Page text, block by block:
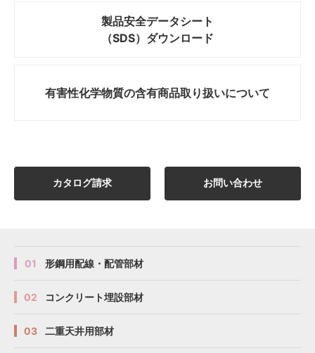
製品安全データシート
（SDS）ダウンロード
有害性化学物質の含有商品取り扱いについて
カタログ請求 お問い合わせ
01 形鋼用配線・配管部材
02 コンクリート埋設部材
03 二重天井用部材